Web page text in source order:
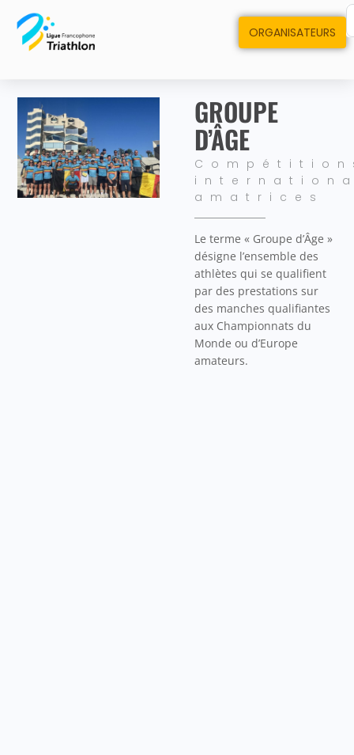
ORGANISATEURS
GROUPE
D’ÂGE
amatrices
Le terme « Groupe d’Âge »
désigne l’ensemble des
athlètes qui se qualifient
par des prestations sur
des manches qualifiantes
aux Championnats du
Monde ou d’Europe
amateurs.